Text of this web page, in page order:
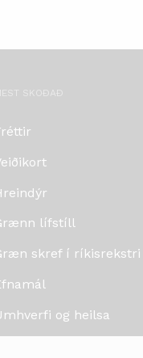
SKOÐAÐ
lífstíll
skref í ríkisrekstri
og heilsa